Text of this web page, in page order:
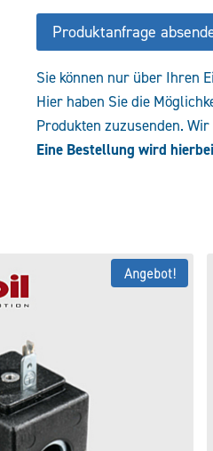
NA
Menge
Produktanfrage
Sie können nur über Ihren
Hier haben Sie die
Produkten zuzusenden.
Eine Bestellung wird
Angebot!